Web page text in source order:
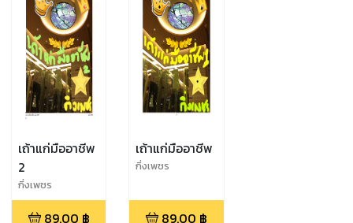
เถ้าแก่มืออาชีพ
2
กิ่งเพชร
89.00 ฿
เถ้าแก่มืออาชีพ
กิ่งเพชร
89.00 ฿